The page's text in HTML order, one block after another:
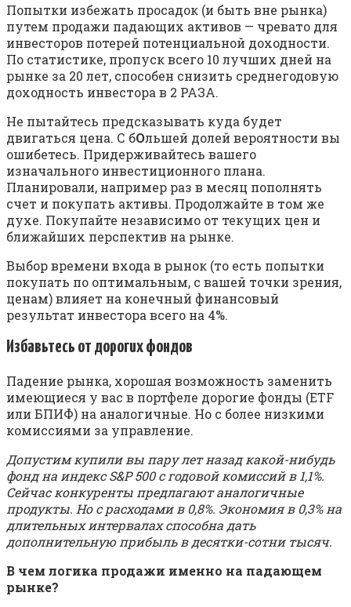
Попытки избежать просадок (и быть вне рынка)
путем продажи падающих активов — чревато для
инвесторов потерей потенциальной доходности.
По статистике, пропуск всего 10 лучших дней на
рынке за 20 лет, способен снизить среднегодовую
доходность инвестора в 2 РАЗА.
Не пытайтесь предсказывать куда будет
двигаться цена. С бОльшей долей вероятности вы
ошибетесь. Придерживайтесь вашего
изначального инвестиционного плана.
Планировали, например раз в месяц пополнять
счет и покупать активы. Продолжайте в том же
духе. Покупайте независимо от текущих цен и
ближайших перспектив на рынке.
Выбор времени входа в рынок (то есть попытки
покупать по оптимальным, с вашей точки зрения,
ценам) влияет на конечный финансовый
результат инвестора всего на 4%.
Избавьтесь от дорогих фондов
Падение рынка, хорошая возможность заменить
имеющиеся у вас в портфеле дорогие фонды (ETF
или БПИФ) на аналогичные. Но с более низкими
комиссиями за управление.
Допустим купили вы пару лет назад какой-нибудь
фонд на индекс S&P 500 с годовой комиссий в 1,1%.
Сейчас конкуренты предлагают аналогичные
продукты. Но с расходами в 0,8%. Экономия в 0,3% на
длительных интервалах способна дать
дополнительную прибыль в десятки-сотни тысяч.
В чем логика продажи именно на падающем
рынке?